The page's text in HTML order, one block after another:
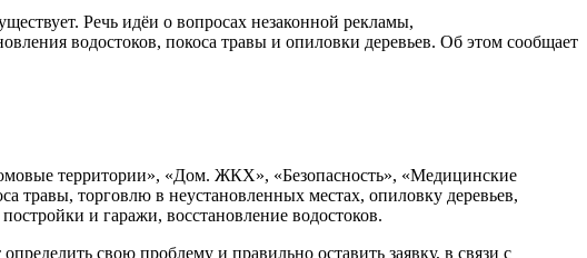
Речь идёи о вопросах незаконной рекламы,
водостоков, покоса травы и опиловки деревьев. Об этом сообщает
территории», «Дом. ЖКХ», «Безопасность», «Медицинские
травы, торговлю в неустановленных местах, опиловку деревьев,
и гаражи, восстановление водостоков.
свою проблему и правильно оставить заявку, в связи с